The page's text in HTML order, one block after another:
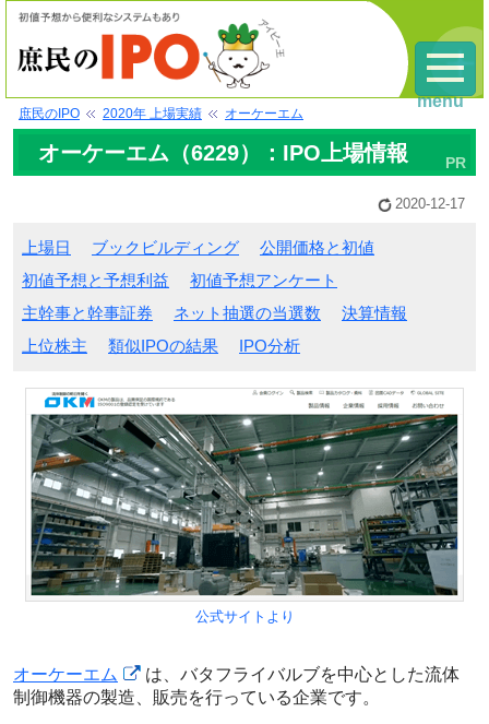
庶民のIPO 2020年 上場実績 オーケーエム
オーケーエム（6229）：IPO上場情報
2020-12-17
上場日 ブックビルディング
公開価格と初値
初値予想と予想利益
初値予想アンケート
主幹事と幹事証券
ネット抽選の当選数
決算情報
上位株主
類似IPOの結果 IPO分析
公式サイトより
オーケーエム
は、バタフライバルブを中心とした流体
制御機器の製造、販売を行っている企業です。
menu